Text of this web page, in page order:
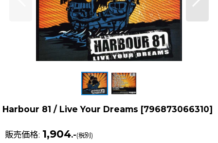
Harbour 81 / Live Your Dreams [796873066310]
販売価格: 1,904.-(税別)